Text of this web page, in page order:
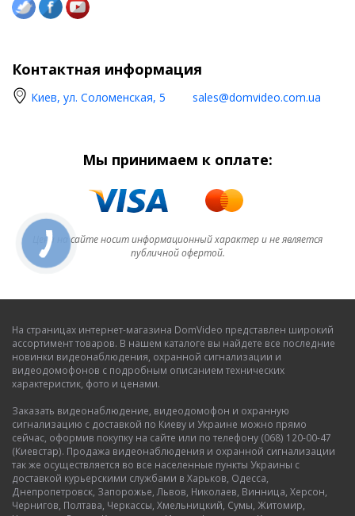
Контактная информация
Киев, ул. Соломенская, 5 sales@domvideo.com.ua
Мы принимаем к оплате:
Цена на сайте носит информационный характер и не является
публичной офертой.
На страницах интернет-магазина DomVideo представлен широкий
ассортимент товаров. В нашем каталоге вы найдете все последние
новинки видеонаблюдения, охранной сигнализации и
видеодомофонов с подробным описанием технических
характеристик, фото и ценами.
Заказать видеонаблюдение, видеодомофон и охранную
сигнализацию с доставкой по Киеву и Украине можно прямо
сейчас, оформив покупку на сайте или по телефону (068) 120-00-47
(Киевстар). Продажа видеонаблюдения и охранной сигнализации
так же осуществляется во все населенные пункты Украины с
доставкой курьерскими службами в Харьков, Одесса,
Днепропетровск, Запорожье, Львов, Николаев, Винница, Херсон,
Чернигов, Полтава, Черкассы, Хмельницкий, Сумы, Житомир,